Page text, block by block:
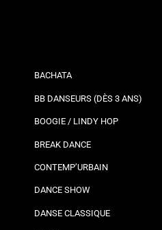
BACHATA
BB DANSEURS (DÈS 3 ANS)
BOOGIE / LINDY HOP
BREAK DANCE
CONTEMP’URBAIN
DANCE SHOW
DANSE CLASSIQUE